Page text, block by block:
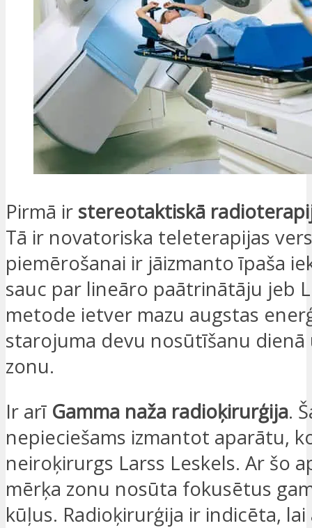
Pirmā ir stereotaktiskā
Tā ir novatoriska teleterapijas
piemērošanai ir jāizmanto īpaša
sauc par lineāro paātrinātāju jeb
metode ietver mazu augstas
starojuma devu nosūtīšanu dienā
zonu.
Ir arī Gamma naža radioķirurģija.
nepieciešams izmantot aparātu,
neiroķirurgs Larss Leskels. Ar šo
mērķa zonu nosūta fokusētus
kūļus. Radioķirurģija ir indicēta,